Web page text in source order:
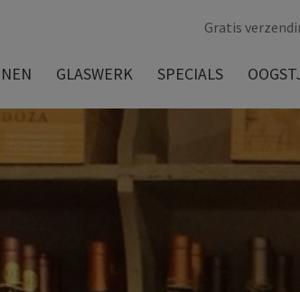
Gratis
GLASWERK SPECIALS